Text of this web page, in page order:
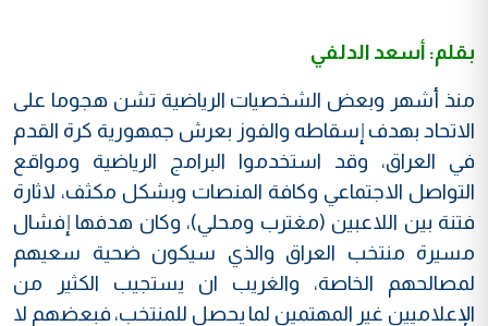
بقلم: أسعد الدلفي
منذ أشهر وبعض الشخصيات الرياضية تشن هجوما على
الاتحاد بهدف إسقاطه والفوز بعرش جمهورية كرة القدم
في العراق، وقد استخدموا البرامج الرياضية ومواقع
التواصل الاجتماعي وكافة المنصات وبشكل مكثف، لاثارة
فتنة بين اللاعبين (مغترب ومحلي)، وكان هدفها إفشال
مسيرة منتخب العراق والذي سيكون ضحية سعيهم
لمصالحهم الخاصة، والغريب ان يستجيب الكثير من
الإعلاميين غير المهتمين لما يحصل للمنتخب، فبعضهم لا